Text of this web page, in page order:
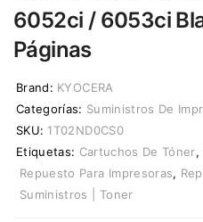
6052ci / 6053ci
Páginas
Brand: KYOCERA
Categorías: Suministros De
SKU: 1T02ND0CS0
Etiquetas: Cartuchos De Tóner,
Repuesto Para Impresoras,
Suministros | Toner